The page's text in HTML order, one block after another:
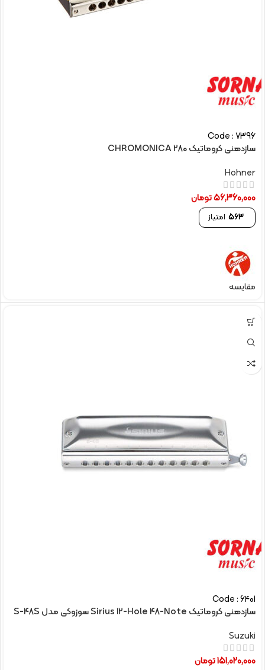
Code : 7396
سازدهنی کروماتیک CHROMONICA 280
Hohner
56,360,000تومان
563 امتیاز
مقایسه
Code : 6401
سازدهنی کروماتیک Sirius 12-Hole 48-Note سوزوکی مدل S-48S
Suzuki
151,020,000تومان